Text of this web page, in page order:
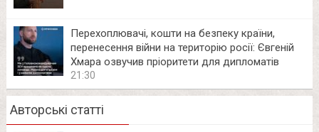
Перехоплювачі, кошти на безпеку країни,
перенесення війни на територію росії: Євгеній
Хмара озвучив пріоритети для дипломатів
21:30
Авторські статті